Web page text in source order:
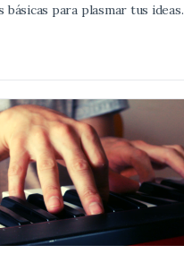
básicas para plasmar tus ideas.